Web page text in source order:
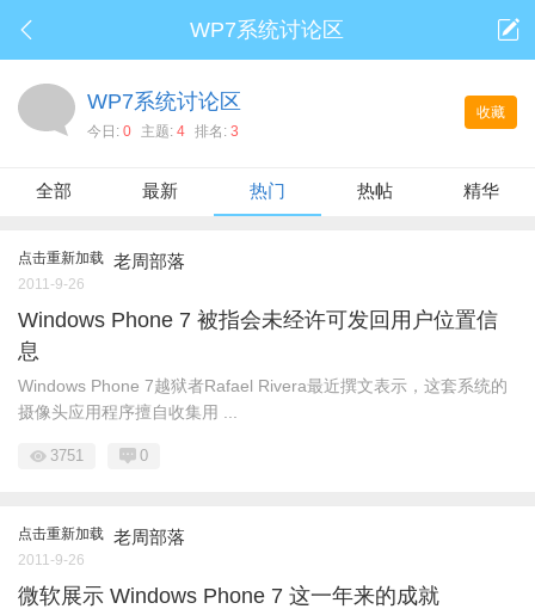
WP7系统讨论区
收藏
WP7系统讨论区
今日: 0 主题: 4 排名: 3
全部 最新 热门 热帖 精华
点击重新加载 老周部落
2011-9-26
Windows Phone 7 被指会未经许可发回用户位置信
息
Windows Phone 7​越狱者Rafael Rivera最近撰文表示，这套系统的
摄像头应用程序擅自收集用 ...
3751 0
点击重新加载 老周部落
2011-9-26
微软展示 Windows Phone 7 这一年来的成就